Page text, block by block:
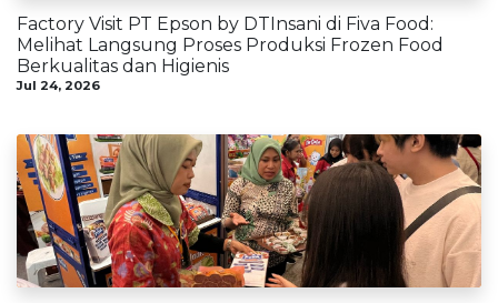
Factory Visit PT Epson by DTInsani di Fiva Food:
Melihat Langsung Proses Produksi Frozen Food
Berkualitas dan Higienis
Jul 24, 2026